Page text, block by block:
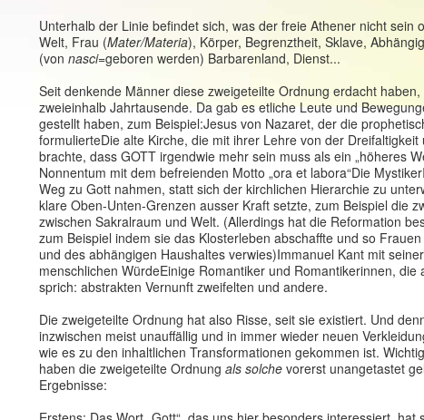
Unterhalb der Linie befindet sich, was der freie Athener nicht sein
Welt, Frau (Mater/Materia), Körper, Begrenztheit, Sklave,
(von nasci=geboren werden) Barbarenland, Dienst...
Seit denkende Männer diese zweigeteilte Ordnung erdacht
zweieinhalb Jahrtausende. Da gab es etliche Leute und
gestellt haben, zum Beispiel:Jesus von Nazaret, der die
formulierteDie alte Kirche, die mit ihrer Lehre von der
brachte, dass GOTT irgendwie mehr sein muss als ein „höheres
Nonnentum mit dem befreienden Motto „ora et labora“Die
Weg zu Gott nahmen, statt sich der kirchlichen Hierarchie zu
klare Oben-Unten-Grenzen ausser Kraft setzte, zum Beispiel die
zwischen Sakralraum und Welt. (Allerdings hat die Reformation
zum Beispiel indem sie das Klosterleben abschaffte und so
und des abhängigen Haushaltes verwies)Immanuel Kant mit
menschlichen WürdeEinige Romantiker und Romantikerinnen, die
sprich: abstrakten Vernunft zweifelten und andere.
Die zweigeteilte Ordnung hat also Risse, seit sie existiert. Und
inzwischen meist unauffällig und in immer wieder neuen
wie es zu den inhaltlichen Transformationen gekommen ist.
haben die zweigeteilte Ordnung als solche vorerst unangetastet
Ergebnisse: